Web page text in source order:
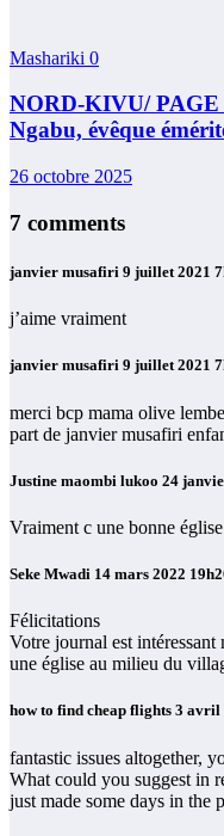
Mashariki 0
NORD-KIVU/ PAGE
Ngabu, évêque
26 octobre 2025
7 comments
janvier musafiri 9 juillet 2021
j’aime vraiment
janvier musafiri 9 juillet 2021
merci bcp mama olive
part de janvier musafiri
Justine maombi lukoo 24
Vraiment c une bonne église
Seke Mwadi 14 mars 2022
Félicitations
Votre journal est
une église au milieu du
how to find cheap flights 3 avril
fantastic issues altogether,
What could you suggest in
just made some days in the